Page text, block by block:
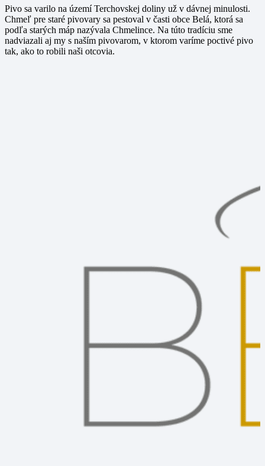
Pivo sa varilo na území Terchovskej doliny už v dávnej minulosti.
Chmeľ pre staré pivovary sa pestoval v časti obce Belá, ktorá sa
podľa starých máp nazývala Chmelince. Na túto tradíciu sme
nadviazali aj my s naším pivovarom, v ktorom varíme poctivé pivo
tak, ako to robili naši otcovia.